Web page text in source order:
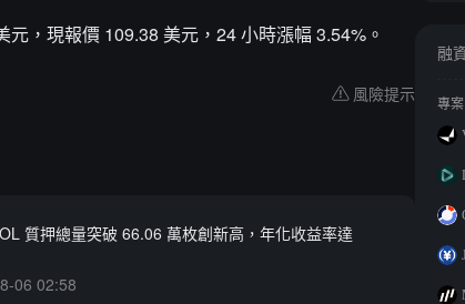
，現報價 109.38 美元，24 小時漲幅 3.54%。
風險提示
質押總量突破 66.06 萬枚創新高，年化收益率達
06 02:58
融
專案